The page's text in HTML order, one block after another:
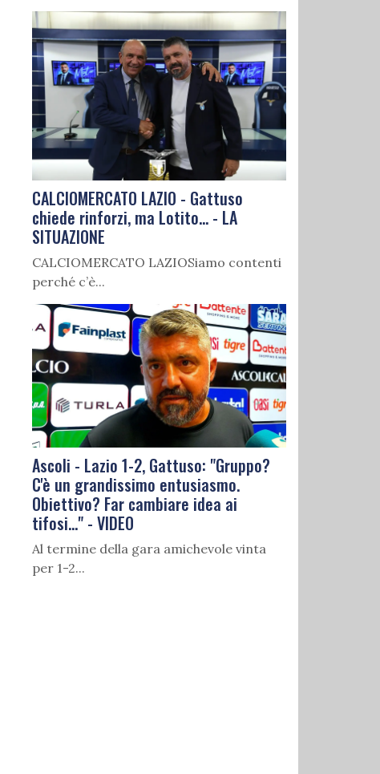
CALCIOMERCATO LAZIO - Gattuso
chiede rinforzi, ma Lotito... - LA
SITUAZIONE
CALCIOMERCATO LAZIOSiamo contenti
perché c’è...
Ascoli - Lazio 1-2, Gattuso: "Gruppo?
C'è un grandissimo entusiasmo.
Obiettivo? Far cambiare idea ai
tifosi..." - VIDEO
Al termine della gara amichevole vinta
per 1-2...